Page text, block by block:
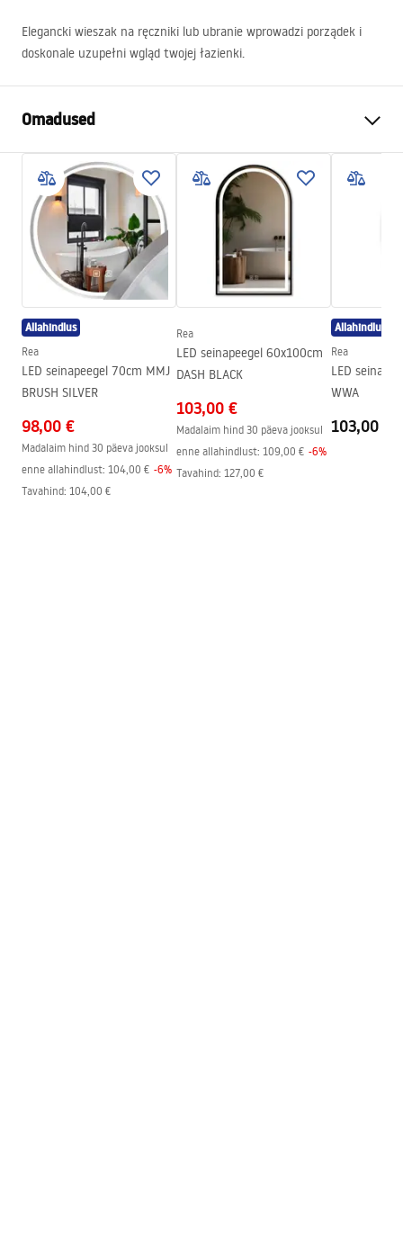
Elegancki wieszak na ręczniki lub ubranie wprowadzi porządek i
doskonale uzupełni wgląd twojej łazienki.
Omadused
Must
Materjal
Metall
Paigaldusviis
Kruvitav
Laius
620mm
Kõrgus
45mm
Sügavus
60mm
Seeria
Garantii
24 kuud
Allahindlus
Rea
LED seinapeegel 70cm MMJ
BRUSH SILVER
98,00 €
Madalaim hind 30 päeva jooksul
enne allahindlust: 104,00 € -6%
Tavahind: 104,00 €
Rea
LED seinapeegel 60x100cm
DASH BLACK
103,00 €
Madalaim hind 30 päeva jooksul
enne allahindlust: 109,00 € -6%
Tavahind: 127,00 €
Allahindlus
Rea
LED
WWA
103,00 €